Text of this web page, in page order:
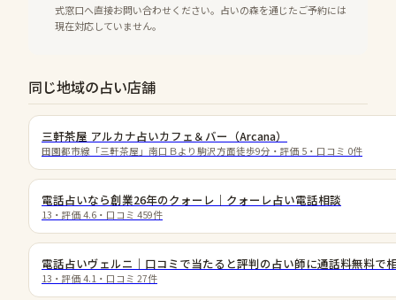
式窓口へ直接お問い合わせください。占いの森を通じたご予約には
現在対応していません。
同じ地域の占い店舗
三軒茶屋 アルカナ占いカフェ＆バー（Arcana）
田園都市線「三軒茶屋」南口Ｂより駒沢方面徒歩9分 ・評価 5 ・口コミ 0件
電話占いなら創業26年のクォーレ｜クォーレ占い電話相談
13 ・評価 4.6 ・口コミ 459件
電話占いヴェルニ｜口コミで当たると評判の占い師に通話料無料で
13 ・評価 4.1 ・口コミ 27件